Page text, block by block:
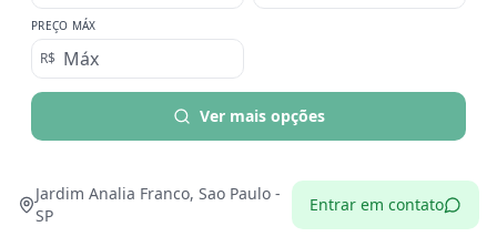
PREÇO MÁX
R$
Ver mais opções
Jardim Analia Franco, Sao Paulo -
SP
Entrar em contato